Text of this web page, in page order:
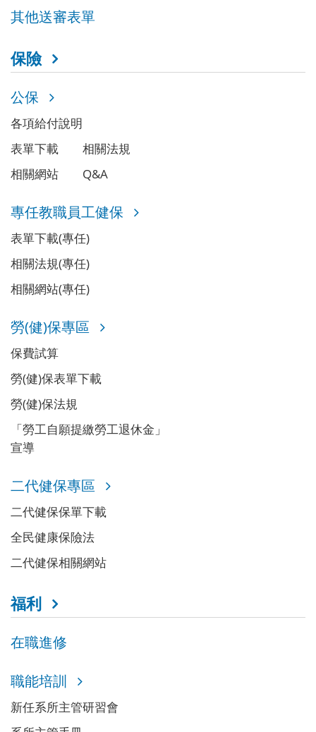
其他送審表單
保險
公保
各項給付說明
表單下載
相關法規
相關網站
Q&A
專任教職員工健保
表單下載(專任)
相關法規(專任)
相關網站(專任)
勞(健)保專區
保費試算
勞(健)保表單下載
勞(健)保法規
「勞工自願提繳勞工退休金」
宣導
二代健保專區
二代健保保單下載
全民健康保險法
二代健保相關網站
福利
在職進修
職能培訓
新任系所主管研習會